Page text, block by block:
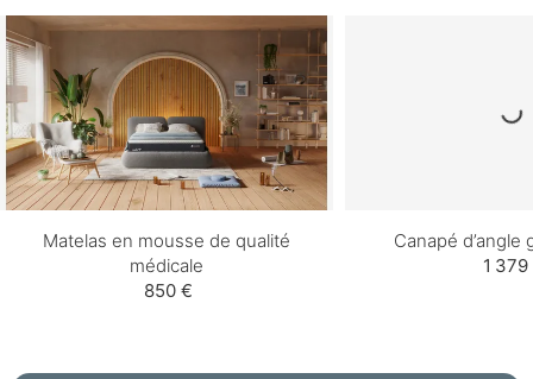
Matelas en mousse de qualité
médicale
850 €
Canapé d’angle
1 379